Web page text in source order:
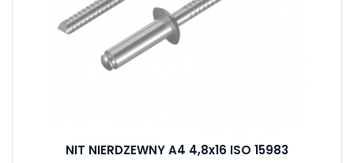
NIT NIERDZEWNY A4 4,8x16 ISO 15983